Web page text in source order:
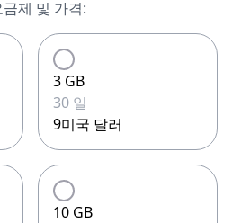
제 및 가격:
3 GB
30 일
9미국 달러
10 GB